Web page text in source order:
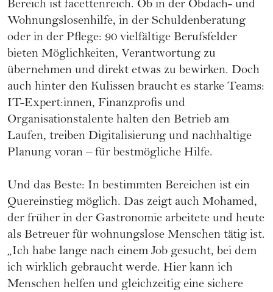
Bereich ist facettenreich. Ob in der Obdach- und
Wohnungslosenhilfe, in der Schuldenberatung
oder in der Pflege: 90 vielfältige Berufsfelder
bieten Möglichkeiten, Verantwortung zu
übernehmen und direkt etwas zu bewirken. Doch
auch hinter den Kulissen braucht es starke Teams:
IT-Expert:innen, Finanzprofis und
Organisationstalente halten den Betrieb am
Laufen, treiben Digitalisierung und nachhaltige
Planung voran – für bestmögliche Hilfe.
Und das Beste: In bestimmten Bereichen ist ein
Quereinstieg möglich. Das zeigt auch Mohamed,
der früher in der Gastronomie arbeitete und heute
als Betreuer für wohnungslose Menschen tätig ist.
„Ich habe lange nach einem Job gesucht, bei dem
ich wirklich gebraucht werde. Hier kann ich
Menschen helfen und gleichzeitig eine sichere